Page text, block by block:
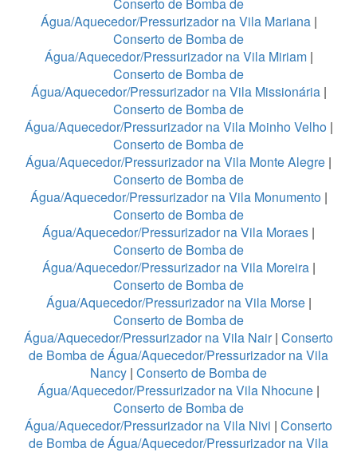
Conserto de Bomba de
Água/Aquecedor/Pressurizador na Vila Mariana|
Conserto de Bomba de
Água/Aquecedor/Pressurizador na Vila Miriam|
Conserto de Bomba de
Água/Aquecedor/Pressurizador na Vila Missionária|
Conserto de Bomba de
Água/Aquecedor/Pressurizador na Vila Moinho Velho|
Conserto de Bomba de
Água/Aquecedor/Pressurizador na Vila Monte Alegre |
Conserto de Bomba de
Água/Aquecedor/Pressurizador na Vila Monumento|
Conserto de Bomba de
Água/Aquecedor/Pressurizador na Vila Moraes |
Conserto de Bomba de
Água/Aquecedor/Pressurizador na Vila Moreira|
Conserto de Bomba de
Água/Aquecedor/Pressurizador na Vila Morse|
Conserto de Bomba de
Água/Aquecedor/Pressurizador na Vila Nair| Conserto
de Bomba de Água/Aquecedor/Pressurizador na Vila
Nancy | Conserto de Bomba de
Água/Aquecedor/Pressurizador na Vila Nhocune |
Conserto de Bomba de
Água/Aquecedor/Pressurizador na Vila Nivi | Conserto
de Bomba de Água/Aquecedor/Pressurizador na Vila